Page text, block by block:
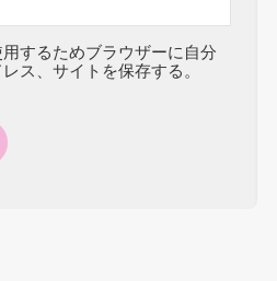
するためブラウザーに自分
ス、サイトを保存する。